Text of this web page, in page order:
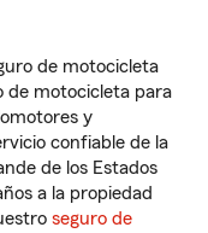
de motocicleta
de motocicleta para
y
confiable de la
de los Estados
a la propiedad
seguro de